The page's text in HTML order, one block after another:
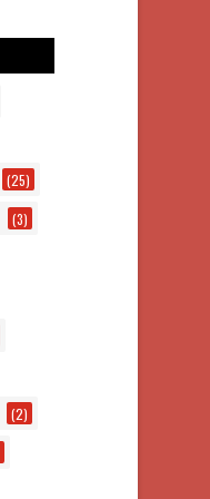
(25)
(3)
(2)